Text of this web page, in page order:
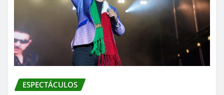
ESPECTÁCULOS